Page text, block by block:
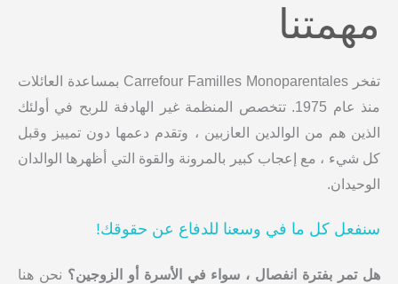
مهمتنا
تفخر Carrefour Familles Monoparentales بمساعدة العائلات
منذ عام 1975. تتخصص المنظمة غير الهادفة للربح في أولئك
الذين هم من الوالدين العازبين ، وتقدم دعمها دون تمييز وقبل
كل شيء ، مع إعجاب كبير بالمرونة والقوة التي أظهرها الوالدان
الوحيدان.
سنفعل كل ما في وسعنا للدفاع عن حقوقك!
هل تمر بفترة انفصال ، سواء في الأسرة أو الزوجين؟ نحن هنا